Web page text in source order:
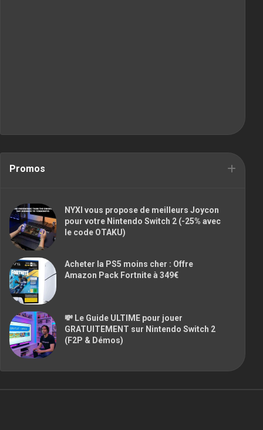
Promos
NYXI vous propose de meilleurs Joycon
pour votre Nintendo Switch 2 (-25% avec
le code OTAKU)
Acheter la PS5 moins cher : Offre
Amazon Pack Fortnite à 349€
💸 Le Guide ULTIME pour jouer
GRATUITEMENT sur Nintendo Switch 2
(F2P & Démos)